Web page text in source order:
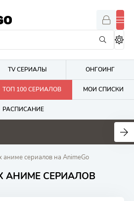
TV СЕРИАЛЫ ОНГОИНГ
ТОП 100 СЕРИАЛОВ МОИ СПИСКИ
РАСПИСАНИЕ
аниме сериалов на AnimeGo
АНИМЕ СЕРИАЛОВ